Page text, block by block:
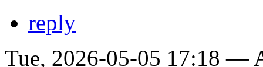
reply
Tue, 2026-05-05 17:18 —